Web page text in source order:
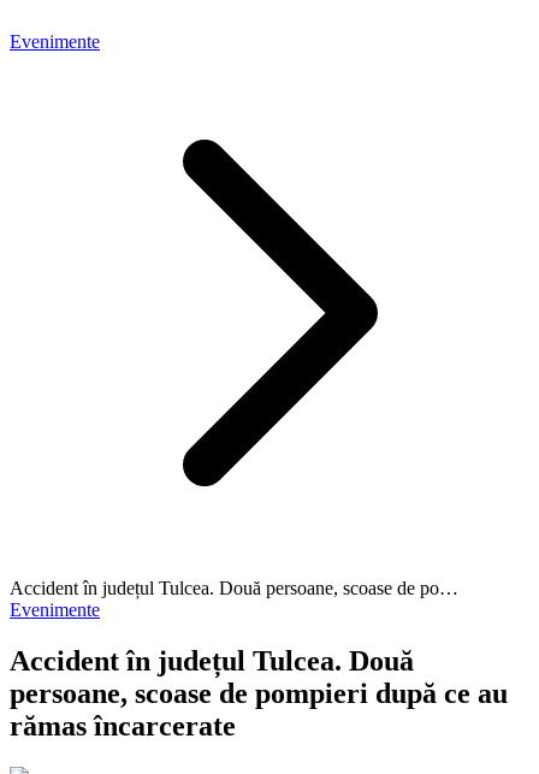
Evenimente
Accident în județul Tulcea. Două persoane, scoase de po…
Evenimente
Accident în județul Tulcea. Două
persoane, scoase de pompieri după ce au
rămas încarcerate